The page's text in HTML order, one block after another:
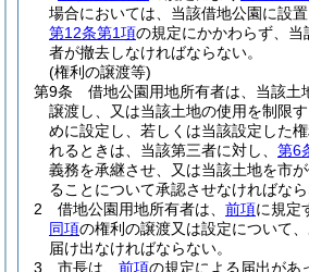
場合においては、当該借地公園に設置
第12条第1項の規定にかかわらず、
者が撤去しなければならない。
(権利の譲渡等)
第9条
借地公園用地所有者は、当該土
譲渡し、又は当該土地の使用を制限
めに設定し、若しくは当該設定した
れるときは、当該第三者に対し、 第6
義務を承継させ、又は当該土地を市
ることについて承認させなければなら
2
借地公園用地所有者は、 前項に規定
同項の権利の譲渡又は設定について
届け出なければならない。
3
市長は、 前項の規定による届出があ